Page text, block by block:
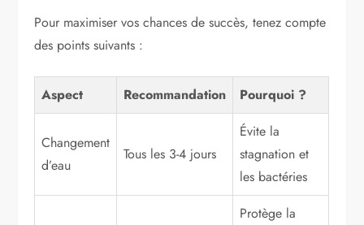
Pour maximiser vos chances de succès, tenez compte
des points suivants :
Aspect Recommandation Pourquoi ?
Changement
d’eau
Tous les 3-4 jours
Évite la
stagnation et
les bactéries
Protège la